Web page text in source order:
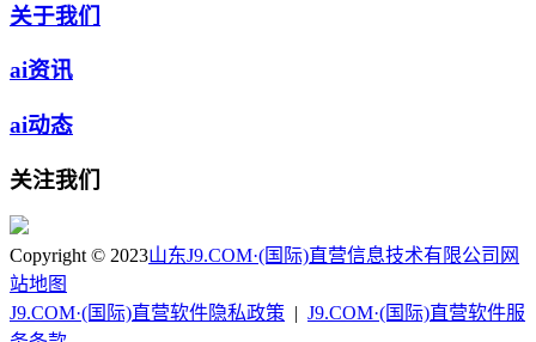
关于我们
ai资讯
ai动态
关注我们
Copyright © 2023山东J9.COM·(国际)直营信息技术有限公司 网
站地图
J9.COM·(国际)直营软件隐私政策
J9.COM·(国际)直营软件服